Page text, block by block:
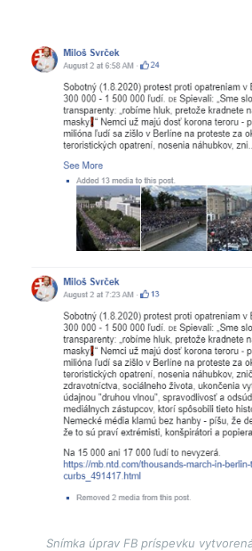
Image
Snímka úprav FB príspevku